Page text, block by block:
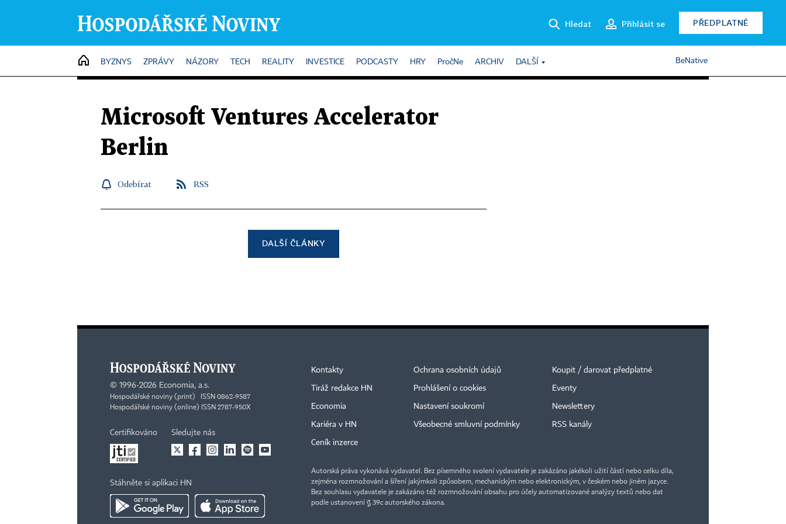
Hledat Přihlásit se PŘEDPLATNÉ
HOME
BYZNYS ZPRÁVY NÁZORY TECH REALITY INVESTICE PODCASTY HRY PročNe ARCHIV DALŠÍ BeNative
Microsoft Ventures Accelerator
Berlin
Odebírat RSS
DALŠÍ ČLÁNKY
© 1996-2026 Economia, a.s.
Hospodářské noviny (print) ISSN 0862-9587
Hospodářské noviny (online) ISSN 2787-950X
Certifikováno Sledujte nás
Stáhněte si aplikaci HN
Kontakty
Tiráž redakce HN
Economia
Kariéra v HN
Ceník inzerce
Ochrana osobních údajů
Prohlášení o cookies
Nastavení soukromí
Všeobecné smluvní podmínky
Koupit / darovat předplatné
Eventy
Newslettery
RSS kanály
Autorská práva vykonává vydavatel. Bez písemného svolení vydavatele je zakázáno jakékoli užití částí nebo celku díla,
zejména rozmnožování a šíření jakýmkoli způsobem, mechanickým nebo elektronickým, v českém nebo jiném jazyce.
Bez souhlasu vydavatele je zakázáno též rozmnožování obsahu pro účely automatizované analýzy textů nebo dat
podle ustanovení § 39c autorského zákona.